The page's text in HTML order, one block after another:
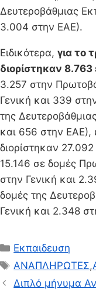
Δευτεροβάθμιας
3.004 στην ΕΑΕ).
Ειδικότερα, για το
διορίστηκαν 8.763
3.257 στην
Γενική και 339
της
και 656 στην ΕΑΕ),
διορίστηκαν
15.146 σε δομές
στην Γενική και
δομές της
Γενική και 2.348
Κατηγορίες
Εκπαιδευση
Ετικέτες
ΑΝΑΠΛΗΡΩΤΕΣ,
Διπλό μήνυμα